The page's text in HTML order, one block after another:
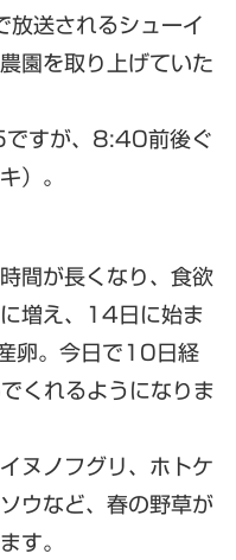
送されるシューイ
園を取り上げていた
すが、8:40前後ぐ
）。
間が長くなり、食欲
増え、14日に始ま
卵。今日で10日経
くれるようになりま
ヌノフグリ、ホトケ
ウなど、春の野草が
す。